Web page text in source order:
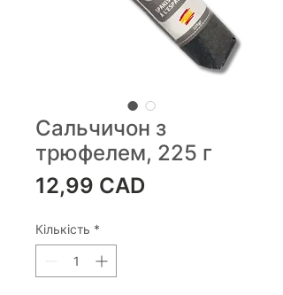
Сальчичон з
трюфелем, 225 г
12,99 CAD
Кількість *